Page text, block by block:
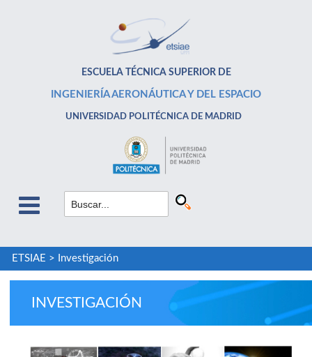
ESCUELA TÉCNICA SUPERIOR DE
INGENIERÍA AERONÁUTICA Y DEL ESPACIO
UNIVERSIDAD POLITÉCNICA DE MADRID
ETSIAE > Investigación
INVESTIGACIÓN